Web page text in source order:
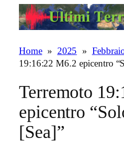
Home» 2025 »
19:16:22 M6.2 epicentro
Terremoto
epicentro
[Sea]”